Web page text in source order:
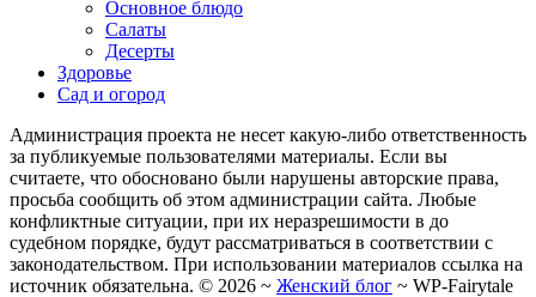
Основное блюдо
Салаты
Десерты
Здоровье
Сад и огород
Администрация проекта не несет какую-либо ответственность
за публикуемые пользователями материалы. Если вы
считаете, что обосновано были нарушены авторские права,
просьба сообщить об этом администрации сайта. Любые
конфликтные ситуации, при их неразрешимости в до
судебном порядке, будут рассматриваться в соответствии с
законодательством. При использовании материалов ссылка на
источник обязательна. © 2026 ~ Женский блог ~ WP-Fairytale